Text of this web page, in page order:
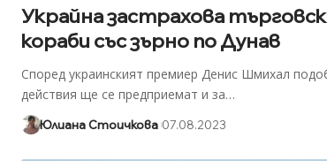
Украйна застрахова
кораби със зърно по Дунав
Според украинският премиер Денис Шмихал
действия ще се предприемат и за…
Юлиана Стоичкова 07.08.2023